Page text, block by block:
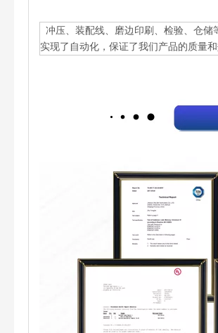
冲压、装配线、磨边印刷、检验、仓储
实现了自动化，保证了我们产品的质量和